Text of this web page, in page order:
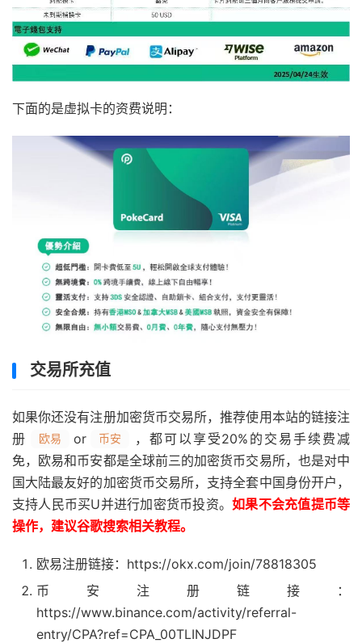
下面的是虚拟卡的资费说明：
交易所充值
如果你还没有注册加密货币交易所，推荐使用本站的链接注
册
欧易 or 币安
，都可以享受20%的交易手续费减
免，欧易和币安都是全球前三的加密货币交易所，也是对中
国大陆最友好的加密货币交易所，支持全套中国身份开户，
支持人民币买U并进行加密货币投资。如果不会充值提币等
操作，建议谷歌搜索相关教程。
欧易注册链接：https://okx.com/join/78818305
币安注册链接：
https://www.binance.com/activity/referral-
entry/CPA?ref=CPA_00TLINJDPF